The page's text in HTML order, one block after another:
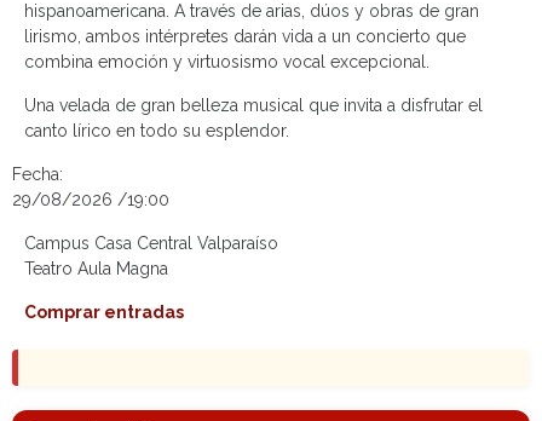
hispanoamericana. A través de arias, dúos y obras de gran
lirismo, ambos intérpretes darán vida a un concierto que
combina emoción y virtuosismo vocal excepcional.
Una velada de gran belleza musical que invita a disfrutar el
canto lírico en todo su esplendor.
Fecha:
29/08/2026 /19:00
Campus Casa Central Valparaíso
Teatro Aula Magna
Comprar entradas